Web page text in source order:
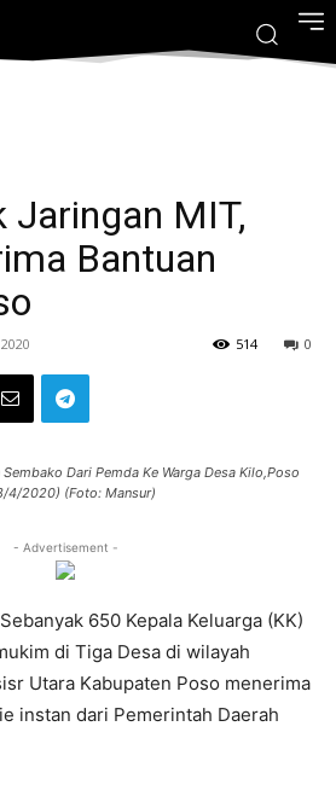
Jaringan MIT,
Bantuan
0
514
Dari Pemda Ke Warga Desa Kilo,Poso
4/2020) (Foto: Mansur)
- Advertisement -
650 Kepala Keluarga (KK)
di Tiga Desa di wilayah
Utara Kabupaten Poso menerima
instan dari Pemerintah Daerah